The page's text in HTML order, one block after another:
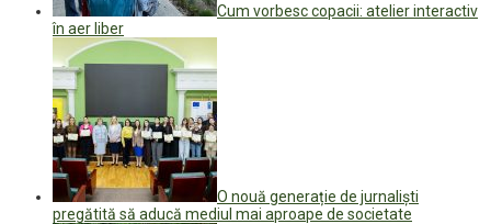
Cum vorbesc copacii: atelier interactiv
în aer liber
O nouă generație de jurnaliști
pregătită să aducă mediul mai aproape de societate